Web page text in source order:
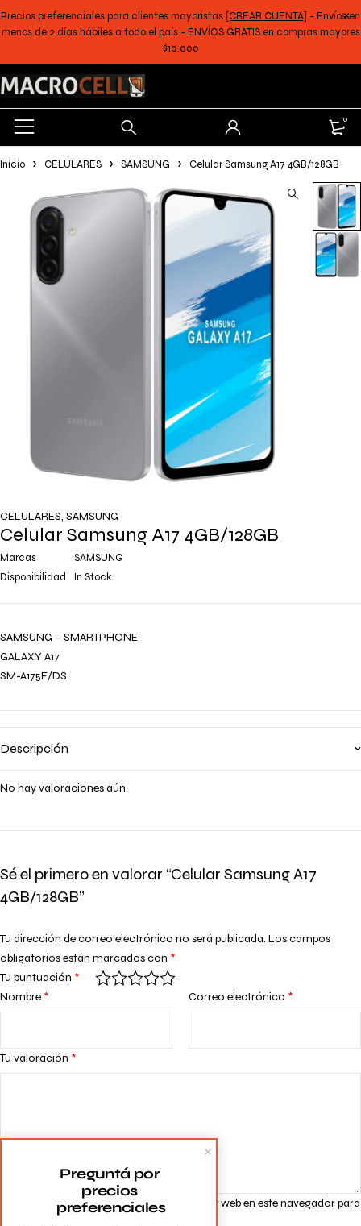
Precios preferenciales para clientes mayoristas [CREAR CUENTA] - Envíos en
menos de 2 días hábiles a todo el país - ENVÍOS GRATIS en compras mayores
$10.000
0
Inicio CELULARES SAMSUNG Celular Samsung A17 4GB/128GB
CELULARES, SAMSUNG
Celular Samsung A17 4GB/128GB
Marcas
SAMSUNG
Disponibilidad
In Stock
SAMSUNG – SMARTPHONE
GALAXY A17
SM-A175F/DS
Descripción
No hay valoraciones aún.
Sé el primero en valorar “Celular Samsung A17
4GB/128GB”
Tu dirección de correo electrónico no será publicada. Los campos
obligatorios están marcados con *
Tu puntuación *
Tu valoración *
Nombre * Correo electrónico *
Guarda mi nombre, correo electrónico y web en este navegador para
Preguntá por
precios
preferenciales